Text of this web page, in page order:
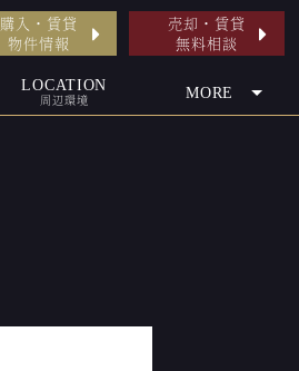
購入・賃貸
物件情報
売却・賃貸
無料相談
LOCATION
周辺環境
MORE